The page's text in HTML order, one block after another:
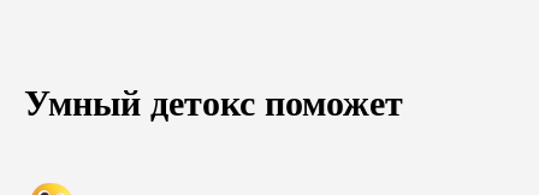
Умный детокс поможет